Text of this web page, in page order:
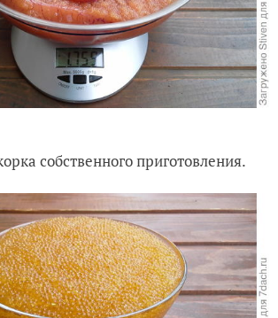
собственного приготовления.